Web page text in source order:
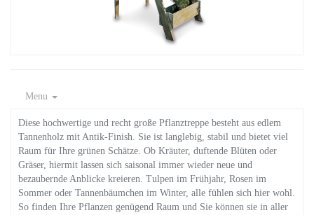
Menu
Diese hochwertige und recht große Pflanztreppe besteht aus edlem
Tannenholz mit Antik-Finish. Sie ist langlebig, stabil und bietet viel
Raum für Ihre grünen Schätze. Ob Kräuter, duftende Blüten oder
Gräser, hiermit lassen sich saisonal immer wieder neue und
bezaubernde Anblicke kreieren. Tulpen im Frühjahr, Rosen im
Sommer oder Tannenbäumchen im Winter, alle fühlen sich hier wohl.
So finden Ihre Pflanzen genügend Raum und Sie können sie in aller